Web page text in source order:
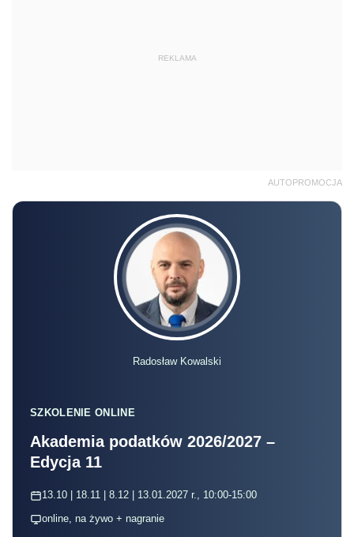
REKLAMA
AUTOPROMOCJA
Radosław Kowalski
SZKOLENIE ONLINE
Akademia podatków 2026/2027 –
Edycja 11
13.10 | 18.11 | 8.12 | 13.01.2027 r., 10:00-15:00
online, na żywo + nagranie